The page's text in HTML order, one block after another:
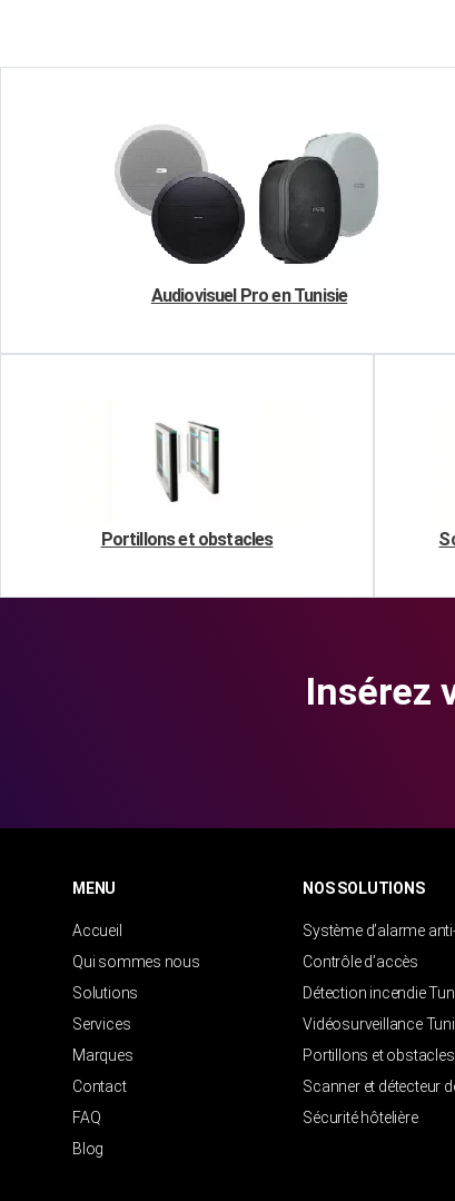
Audiovisuel Pro en Tunisie
Portillons et obstacles
Insérez
MENU
Accueil
Qui sommes nous
Solutions
Services
Marques
Contact
FAQ
Blog
NOS SOLUTIONS
Système d’alarme
Contrôle d’accès
Détection incendie
Vidéosurveillance
Portillons et obstacles
Scanner et détecteur
Sécurité hôtelière